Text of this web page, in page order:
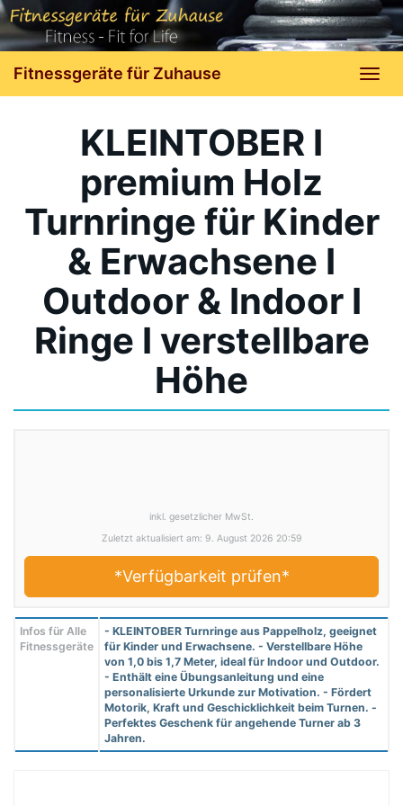
Skip
to
main
Fitnessgeräte für Zuhause
KLEINTOBER I
premium Holz
Turnringe für Kinder
& Erwachsene I
Outdoor & Indoor I
Ringe I verstellbare
Höhe
inkl. gesetzlicher MwSt.
Zuletzt aktualisiert am: 9. August 2026 20:59
*Verfügbarkeit prüfen*
Infos für Alle
Fitnessgeräte
- KLEINTOBER Turnringe aus Pappelholz, geeignet
für Kinder und Erwachsene. - Verstellbare Höhe
von 1,0 bis 1,7 Meter, ideal für Indoor und Outdoor.
- Enthält eine Übungsanleitung und eine
personalisierte Urkunde zur Motivation. - Fördert
Motorik, Kraft und Geschicklichkeit beim Turnen. -
Perfektes Geschenk für angehende Turner ab 3
Jahren.